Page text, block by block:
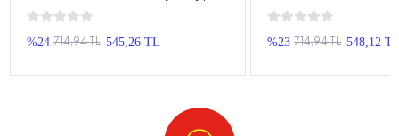
C Mikrofonlu Metal Kablolu Kulak
İçi Kulaklık , Premium Type-C
Kablolu Kulaklık
%24 714,94 TL 545,26 TL
C Mikrofonlu Metal
, Premium Type-C
%23 714,94 TL 548,12